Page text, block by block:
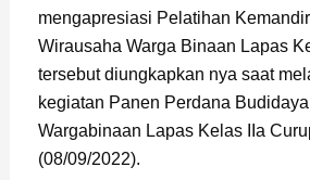
mengapresiasi Pelatihan
Wirausaha Warga Binaan Lapas
tersebut diungkapkan nya saat
kegiatan Panen Perdana
Wargabinaan Lapas Kelas IIa
(08/09/2022).